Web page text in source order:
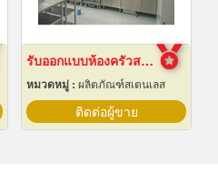
รับออกแบบห้องครัวสแตนเลส
หมวดหมู่ : ผลิตภัณฑ์สเตนเลส
ติดต่อผู้ขาย